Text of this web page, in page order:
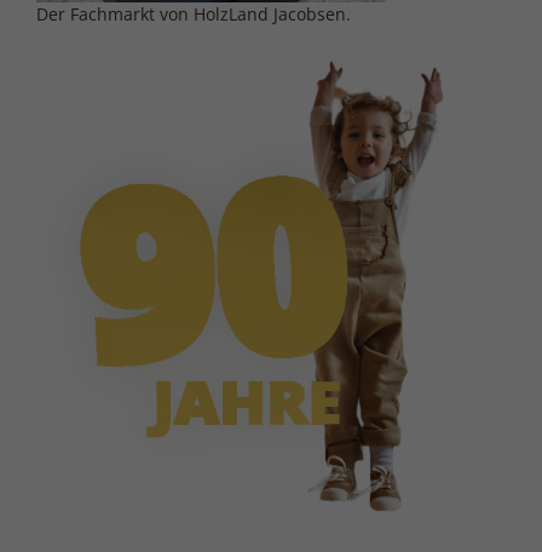
Der Fachmarkt von HolzLand Jacobsen.